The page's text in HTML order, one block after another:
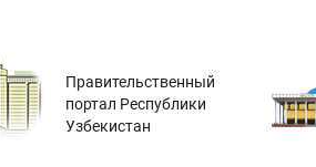
Правительственный
портал Республики
Узбекистан